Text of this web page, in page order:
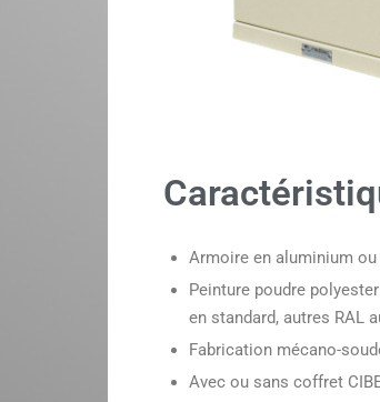
Armoire en aluminium
Peinture poudre
en standard, autres RAL
Fabrication mécano-
Avec ou sans coffret